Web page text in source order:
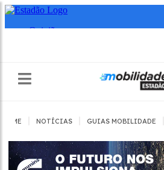
HOME NOTÍCIAS GUIAS MOBILIDADE